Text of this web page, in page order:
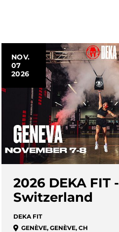
NOV.
07
2026
2026 DEKA FIT -
Switzerland
DEKA FIT
GENÈVE, GENÈVE, CH